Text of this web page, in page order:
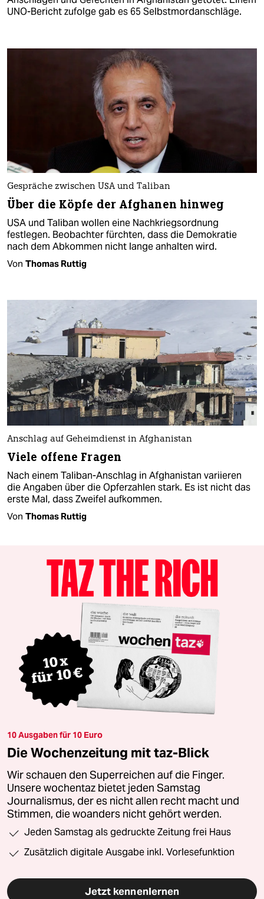
UNO-Bericht zufolge gab es 65 Selbstmordanschläge.
Gespräche zwischen USA und Taliban
Über die Köpfe der Afghanen hinweg
USA und Taliban wollen eine Nachkriegsordnung
festlegen. Beobachter fürchten, dass die Demokratie
nach dem Abkommen nicht lange anhalten wird.
Von Thomas Ruttig
Anschlag auf Geheimdienst in Afghanistan
Viele offene Fragen
Nach einem Taliban-Anschlag in Afghanistan variieren
die Angaben über die Opferzahlen stark. Es ist nicht das
erste Mal, dass Zweifel aufkommen.
Von Thomas Ruttig
10 Ausgaben für 10 Euro
Die Wochenzeitung mit taz-Blick
Wir schauen den Superreichen auf die Finger.
Unsere wochentaz bietet jeden Samstag
Journalismus, der es nicht allen recht macht und
Stimmen, die woanders nicht gehört werden.
Jeden Samstag als gedruckte Zeitung frei Haus
Zusätzlich digitale Ausgabe inkl. Vorlesefunktion
Jetzt kennenlernen